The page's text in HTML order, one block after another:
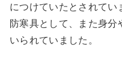
につけていたとされてい
防寒具として、また身分
いられていました。